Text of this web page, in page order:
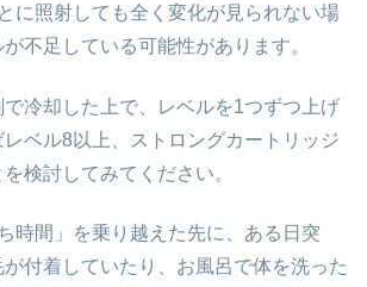
に照射しても全く変化が見られない場
不足している可能性があります。
で冷却した上で、レベルを1つずつ上げ
ベル8以上、ストロングカートリッジ
検討してみてください。
時間」を乗り越えた先に、ある日突
付着していたり、お風呂で体を洗った